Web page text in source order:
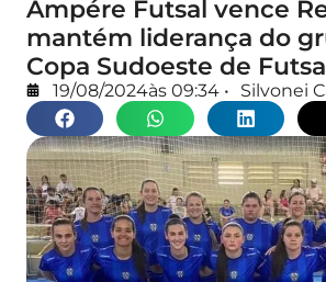
Ampére Futsal vence
mantém liderança do
Copa Sudoeste de
19/08/2024às 09:34 • Silvonei